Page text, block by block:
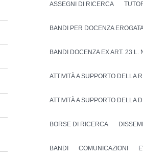
ASSEGNI DI RICERCA
BANDI PER DOCENZA
BANDI DOCENZA EX ART. 23 L.
ATTIVITÀ A SUPPORTO DELLA
ATTIVITÀ A SUPPORTO DELLA
BORSE DI RICERCA
BANDI COMUNICAZIONI